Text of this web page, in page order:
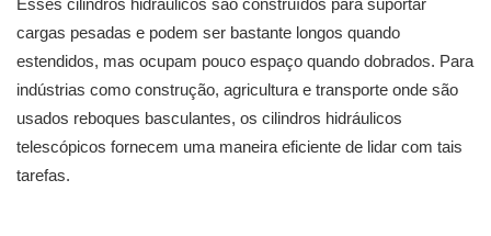
Esses cilindros hidráulicos são construídos para suportar
cargas pesadas e podem ser bastante longos quando
estendidos, mas ocupam pouco espaço quando dobrados. Para
indústrias como construção, agricultura e transporte onde são
usados ​​reboques basculantes, os cilindros hidráulicos
telescópicos fornecem uma maneira eficiente de lidar com tais
tarefas.